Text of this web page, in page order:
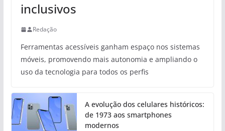
inclusivos
Redação
Ferramentas acessíveis ganham espaço nos sistemas
móveis, promovendo mais autonomia e ampliando o
uso da tecnologia para todos os perfis
A evolução dos celulares históricos:
de 1973 aos smartphones
modernos